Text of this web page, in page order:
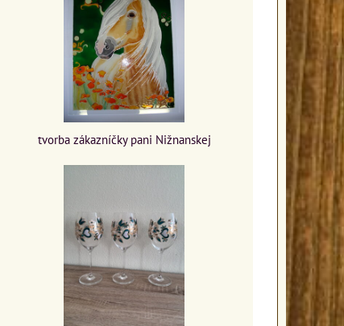
tvorba zákazníčky pani Nižnanskej